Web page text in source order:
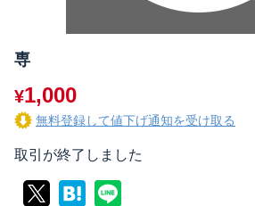
専
¥1,000
無料登録して値下げ通知を受け取る
取引が終了しました